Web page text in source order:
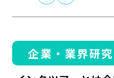
企業・業界研